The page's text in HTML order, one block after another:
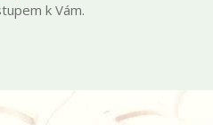
k Vám.